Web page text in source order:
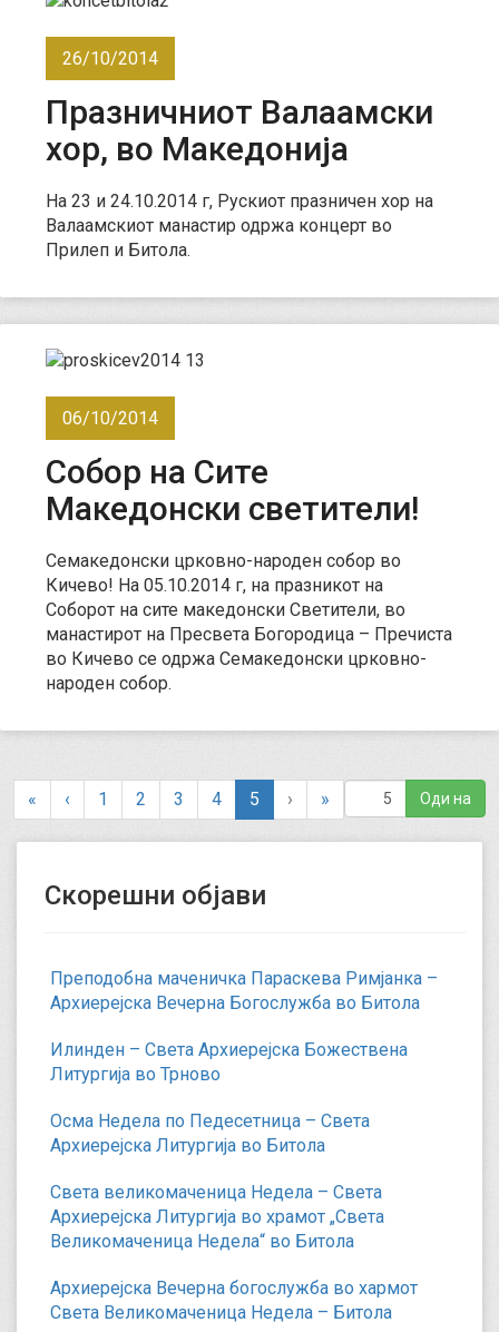
26/10/2014
Празничниот Валаамски
хор, во Македонија
На 23 и 24.10.2014 г, Рускиот празничен хор на
Валаамскиот манастир одржа концерт во
Прилеп и Битола.
06/10/2014
Собор на Сите
Македонски светители!
Семакедонски црковно-народен собор во
Кичево! На 05.10.2014 г, на празникот на
Соборот на сите македонски Светители, во
манастирот на Пресвета Богородица – Пречиста
во Кичево се одржа Семакедонски црковно-
народен собор.
« ‹ 1 2 3 4 5(
c
u
r
t
)
› »
Скорешни објави
Преподобна маченичка Параскева Римјанка –
Архиерејска Вечерна Богослужба во Битола
Илинден – Света Архиерејска Божествена
Литургија во Трново
Осма Недела по Педесетница – Света
Архиерејска Литургија во Битола
Света великомаченица Недела – Света
Архиерејска Литургија во храмот „Света
Великомаченица Недела“ во Битола
Архиерејска Вечерна богослужба во хармот
Света Великомаченица Недела – Битола